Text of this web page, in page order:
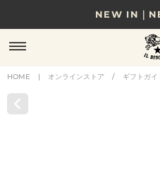
NEW IN｜
8/17(月)10時まで｜税
贈る相手やシーンから選
HOME | オンラインストア / ギフトガイ